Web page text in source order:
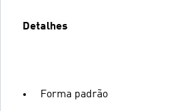
Detalhes
Forma padrão